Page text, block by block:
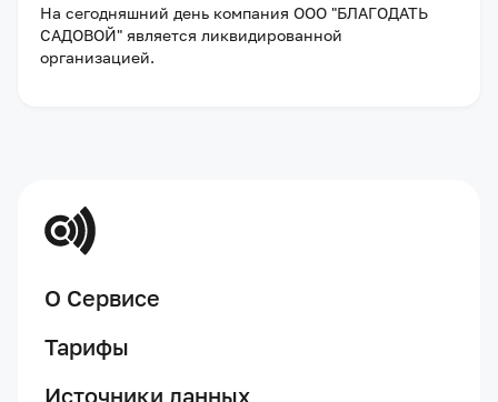
На сегодняшний день компания ООО "БЛАГОДАТЬ
САДОВОЙ" является ликвидированной
организацией.
О Сервисе
Тарифы
Источники данных